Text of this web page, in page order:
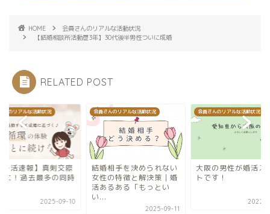
HOME
会員さんのリアルな活動状況
【結婚相談所活動歴3年】30代後半男性ついに成婚
RELATED POST
んのリアルな活動状況
チ活速報】真剣交際
に！過去最多の同時
2025-09-10
会員さんのリアルな活動状況
結婚相手を決められない
女性の特徴と解決策｜婚
活あるある「もっとい
い...
2025-09-11
会員さんのリアルな活動状況
大阪の男性が婚活ス
トです！
2022-